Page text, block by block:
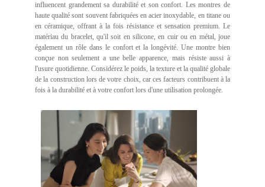
influencent grandement sa durabilité et son confort. Les montres de
haute qualité sont souvent fabriquées en acier inoxydable, en titane ou
en céramique, offrant à la fois résistance et sensation premium. Le
matériau du bracelet, qu'il soit en silicone, en cuir ou en métal, joue
également un rôle dans le confort et la longévité. Une montre bien
conçue non seulement a une belle apparence, mais résiste aussi à
l'usure quotidienne. Considérez le poids, la texture et la qualité globale
de la construction lors de votre choix, car ces facteurs contribuent à la
fois à la durabilité et à votre confort lors d'une utilisation prolongée.